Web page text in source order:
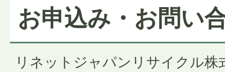
お申込み・お問い
リネットジャパンリサイクル株